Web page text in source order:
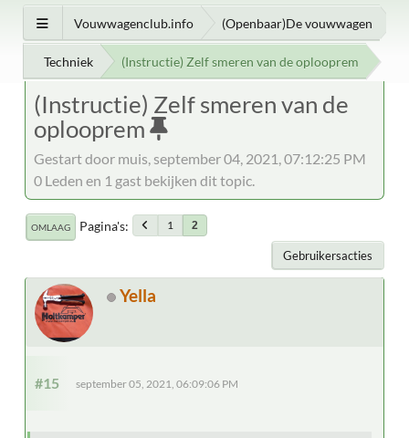
Vouwwagenclub.info (Openbaar)De vouwwagen
Techniek (Instructie) Zelf smeren van de oplooprem
(Instructie) Zelf smeren van de
oplooprem
Gestart door muis, september 04, 2021, 07:12:25 PM
0 Leden en 1 gast bekijken dit topic.
OMLAAG Pagina's 1 2
Gebruikersacties
Yella
#15 september 05, 2021, 06:09:06 PM